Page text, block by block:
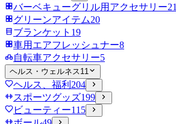
バーベキューグリル用アクセサリー21
グリーンアイテム20
ブランケット 19
車用エアフレッシュナー8
自転車アクセサリー5
ヘルス・ウェルネス11
ヘルス、福利 204
スポーツグッズ199
ビューティー115